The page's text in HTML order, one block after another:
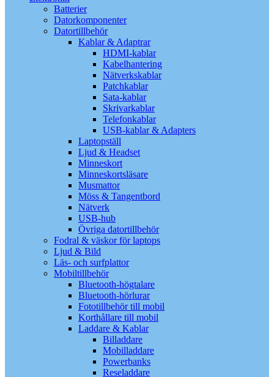
Batterier
Datorkomponenter
Datortillbehör
Kablar & Adaptrar
HDMI-kablar
Kabelhantering
Nätverkskablar
Patchkablar
Sata-kablar
Skrivarkablar
Telefonkablar
USB-kablar & Adapters
Laptopställ
Ljud & Headset
Minneskort
Minneskortsläsare
Musmattor
Möss & Tangentbord
Nätverk
USB-hub
Övriga datortillbehör
Fodral & väskor för laptops
Ljud & Bild
Läs- och surfplattor
Mobiltillbehör
Bluetooth-högtalare
Bluetooth-hörlurar
Fototillbehör till mobil
Korthållare till mobil
Laddare & Kablar
Billaddare
Mobilladdare
Powerbanks
Reseladdare